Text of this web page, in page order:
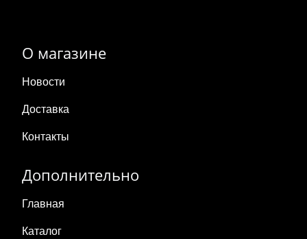
О магазине
Новости
Доставка
Контакты
Дополнительно
Главная
Каталог